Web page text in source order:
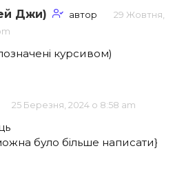
Джи) автор
29 Жовтня,
курсивом)
25 Березня, 2024 о 8:58 am
було більше написати}